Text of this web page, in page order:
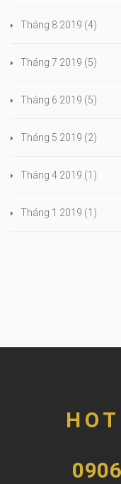
Tháng 8 2019 (4)
Tháng 7 2019 (5)
Tháng 6 2019 (5)
Tháng 5 2019 (2)
Tháng 4 2019 (1)
Tháng 1 2019 (1)